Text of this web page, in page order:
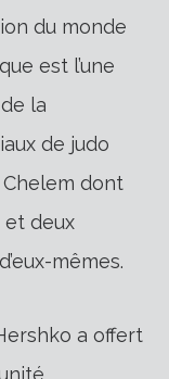
du monde
est l’une
la
de judo
Chelem dont
et deux
mêmes.
a offert